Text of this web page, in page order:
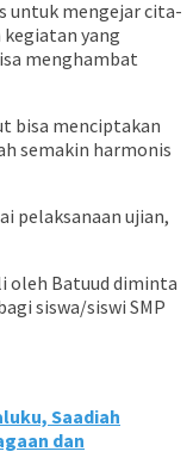
untuk mengejar cita-
yang
menghambat
bisa menciptakan
semakin harmonis
pelaksanaan ujian,
oleh Batuud diminta
siswa/siswi SMP
Saadiah
dan